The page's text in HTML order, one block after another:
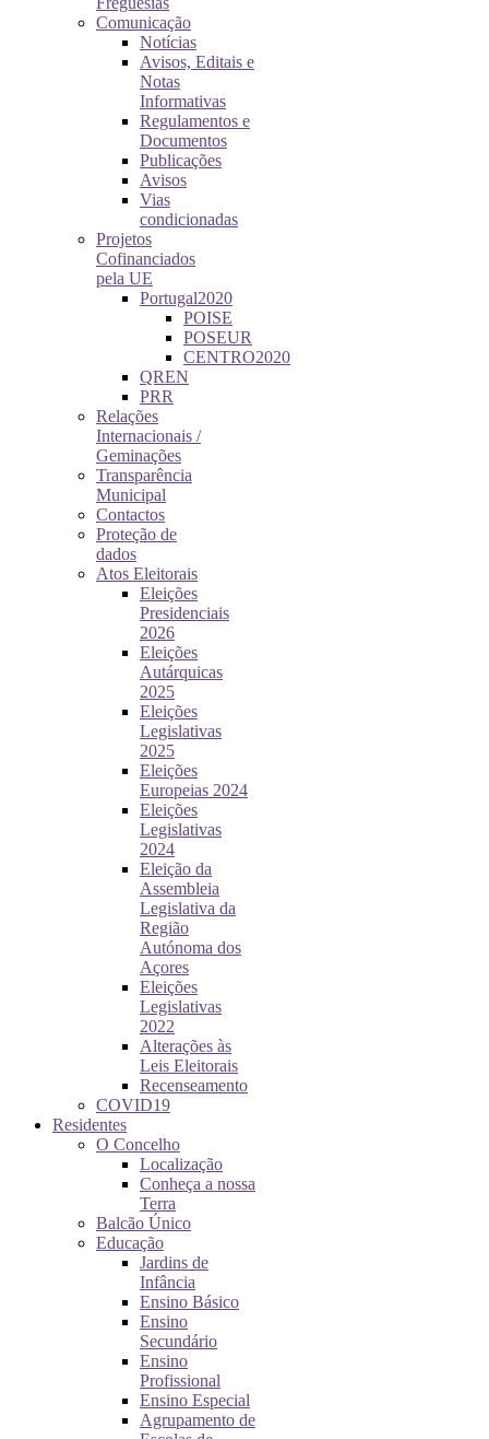
Comunicação
Notícias
Avisos, Editais e
Notas
Informativas
Regulamentos e
Documentos
Publicações
Avisos
Vias
condicionadas
Projetos
Cofinanciados
pela UE
Portugal2020
POISE
POSEUR
CENTRO2020
QREN
PRR
Relações
Internacionais /
Geminações
Transparência
Municipal
Contactos
Proteção de
dados
Atos Eleitorais
Eleições
Presidenciais
2026
Eleições
Autárquicas
2025
Eleições
Legislativas
2025
Eleições
Europeias 2024
Eleições
Legislativas
2024
Eleição da
Assembleia
Legislativa da
Região
Autónoma dos
Açores
Eleições
Legislativas
2022
Alterações às
Leis Eleitorais
Recenseamento
COVID19
Residentes
O Concelho
Localização
Conheça a nossa
Terra
Balcão Único
Educação
Jardins de
Infância
Ensino Básico
Ensino
Secundário
Ensino
Profissional
Ensino Especial
Agrupamento de